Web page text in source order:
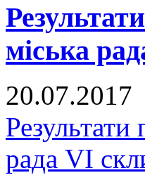
міська
20.07.2017
рада VI